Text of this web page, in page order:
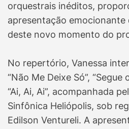
orquestrais inéditos,
apresentação emocionante
deste novo momento do
No repertório, Vanessa
“Não Me Deixe Só”, “Segue
“Ai, Ai, Ai”, acompanhada
Sinfônica Heliópolis, sob
Edilson Ventureli. A